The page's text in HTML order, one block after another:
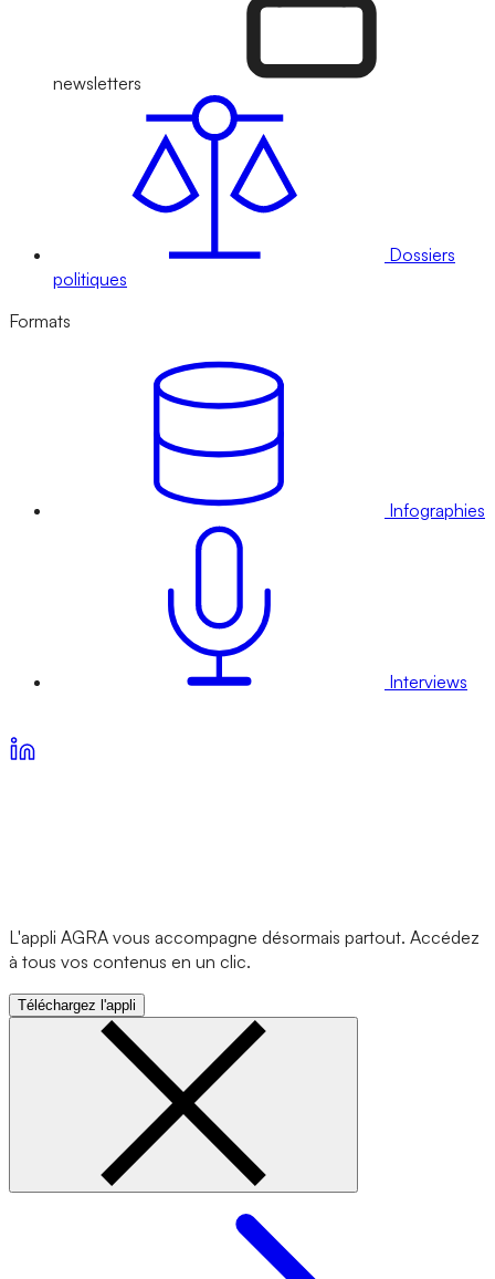
newsletters
Dossiers
politiques
Formats
Infographies
Interviews
L'appli AGRA vous accompagne désormais partout. Accédez
à tous vos contenus en un clic.
Téléchargez l'appli